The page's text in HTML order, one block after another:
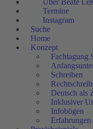
Termine
Instagram
Suche
Home
Konzept
Fachtagung
Schreiben
Deutsch als
Inklusiver
Infobögen